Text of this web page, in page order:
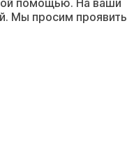
помощью. На ваши
Мы просим проявить